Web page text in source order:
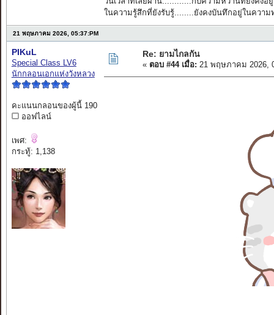
ในความรู้สึกที่ยังรับรู้........ยังคงบันทึกอยู่ในความ
21 พฤษภาคม 2026, 05:37:PM
PIKuL
Special Class LV6
นักกลอนเอกแห่งวังหลวง
คะแนนกลอนของผู้นี้ 190
ออฟไลน์
เพศ:
กระทู้: 1,138
Re: ยามไกลกัน
« ตอบ #44 เมื่อ: 21 พฤษภาคม 2026,